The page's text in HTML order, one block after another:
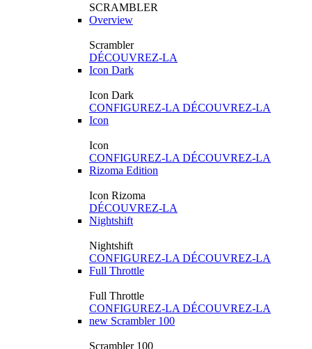
SCRAMBLER
Overview
Scrambler
DÉCOUVREZ-LA
Icon Dark
Icon Dark
CONFIGUREZ-LA DÉCOUVREZ-LA
Icon
Icon
CONFIGUREZ-LA DÉCOUVREZ-LA
Rizoma Edition
Icon Rizoma
DÉCOUVREZ-LA
Nightshift
Nightshift
CONFIGUREZ-LA DÉCOUVREZ-LA
Full Throttle
Full Throttle
CONFIGUREZ-LA DÉCOUVREZ-LA
new Scrambler 100
Scrambler 100